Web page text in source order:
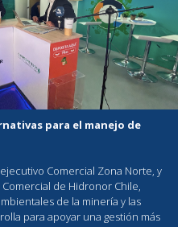
para el manejo de
Comercial Zona Norte, y
de Hidronor Chile,
de la minería y las
para apoyar una gestión más